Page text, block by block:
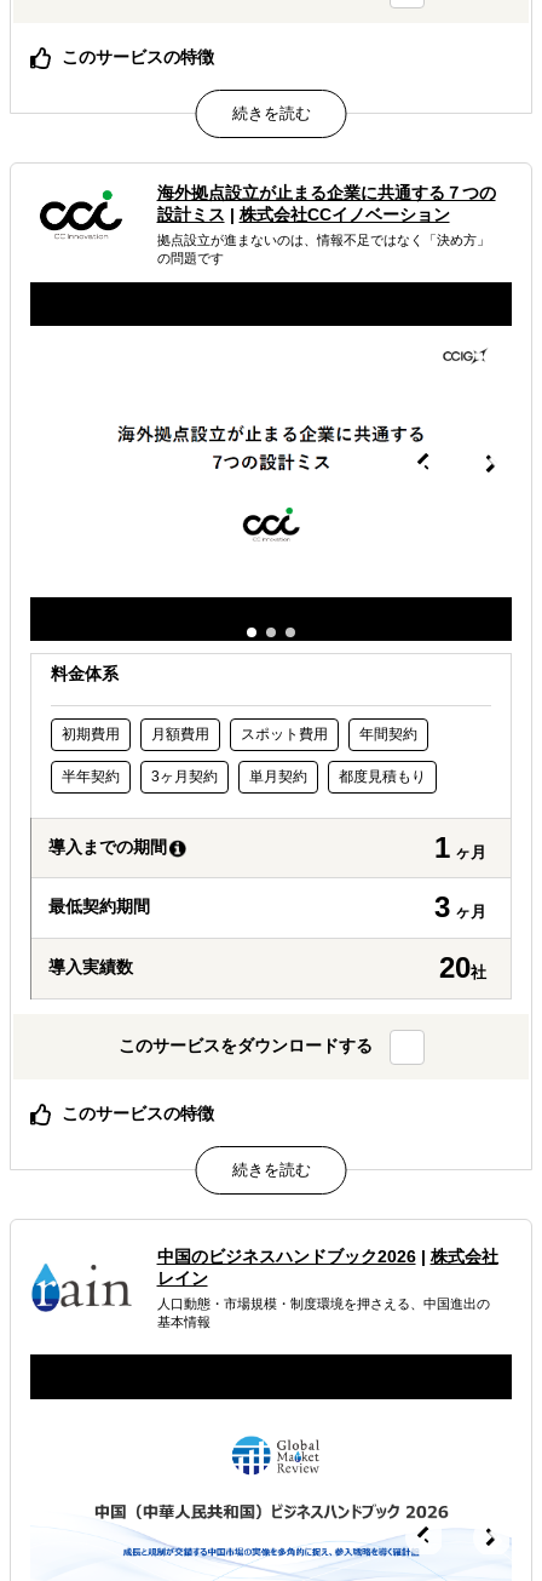
このサービスの特徴
市場調査を情報収集ではなく意思決定（GO／NO-GO）に
変換
調べる項目と調べない項目を先に決める設計
調査結果を次の販路開拓・撤退判断に直結させる
属するジャンル
海外進出総合支援 海外進出コンサルティング
自社商材の現地でのニーズを知りたい
許認可や規制調査など輸出／販売の準備をしたい
海外拠点設立が止まる企業に共通する７つの
設計ミス | 株式会社CCイノベーション
拠点設立が進まないのは、情報不足ではなく「決め方」
の問題です
料金体系
初期費用 月額費用 スポット費用 年間契約
半年契約 3ヶ月契約 単月契約 都度見積もり
導入までの期間 1 ヶ月
最低契約期間 3 ヶ月
導入実績数 20社
このサービスをダウンロードする
このサービスの特徴
拠点設立が止まる原因を、意思決定設計の問題として整理
進出目的・国選定・F/S・体制を7つの設計論点で可視化
拠点設立を作業ではなくプロジェクトとして再定義できる
属するジャンル
海外進出総合支援 海外進出戦略・事業計画立案
どの国に進出するべきか決めたい
自社事業に最適な進出形態を知りたい
自社商材の現地でのニーズを知りたい
中国のビジネスハンドブック2026| 株式会社
レイン
人口動態・市場規模・制度環境を押さえる、中国進出の
基本情報